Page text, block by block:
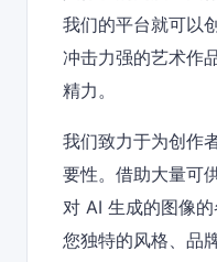
我们的平台就可以
冲击力强的艺术作
精力。
我们致力于为创作
要性。借助大量可
对 AI 生成的图像
您独特的风格、品